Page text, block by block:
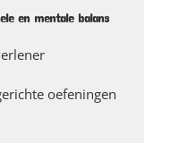
en mentale balans
oefeningen